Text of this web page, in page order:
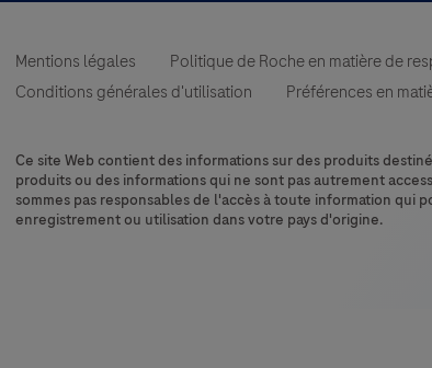
Mentions légales Politique de Roche en matière de
Conditions générales d'utilisation
Préférences en
Ce site Web contient des informations sur des produits
produits ou des informations qui ne sont pas autrement
sommes pas responsables de l'accès à toute information
enregistrement ou utilisation dans votre pays d'origine.